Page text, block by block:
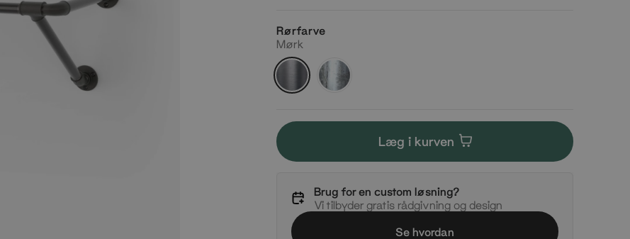
Rørfarve
Mørk
Mørk Silver
Læg i kurven
Brug for en custom løsning?
Vi tilbyder gratis rådgivning og design
Se hvordan